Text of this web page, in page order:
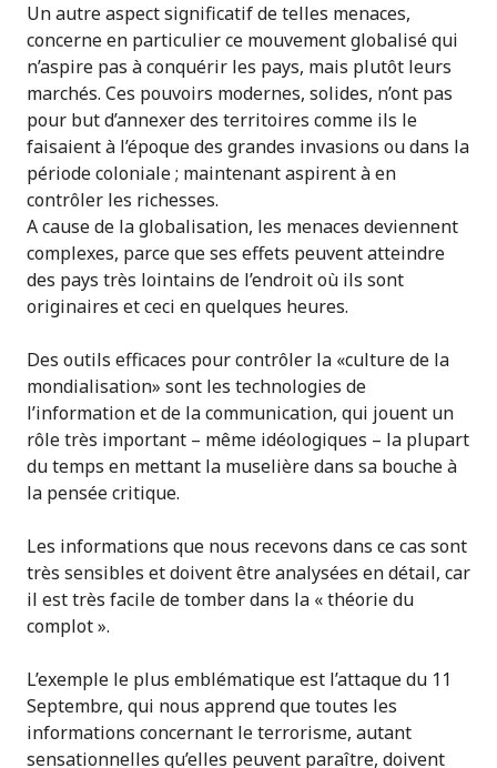
Un autre aspect significatif de telles menaces,
concerne en particulier ce mouvement globalisé qui
n’aspire pas à conquérir les pays, mais plutôt leurs
marchés. Ces pouvoirs modernes, solides, n’ont pas
pour but d’annexer des territoires comme ils le
faisaient à l’époque des grandes invasions ou dans la
période coloniale ; maintenant aspirent à en
contrôler les richesses.
A cause de la globalisation, les menaces deviennent
complexes, parce que ses effets peuvent atteindre
des pays très lointains de l’endroit où ils sont
originaires et ceci en quelques heures.
Des outils efficaces pour contrôler la «culture de la
mondialisation» sont les technologies de
l’information et de la communication, qui jouent un
rôle très important – même idéologiques – la plupart
du temps en mettant la muselière dans sa bouche à
la pensée critique.
Les informations que nous recevons dans ce cas sont
très sensibles et doivent être analysées en détail, car
il est très facile de tomber dans la « théorie du
complot ».
L’exemple le plus emblématique est l’attaque du 11
Septembre, qui nous apprend que toutes les
informations concernant le terrorisme, autant
sensationnelles qu’elles peuvent paraître, doivent